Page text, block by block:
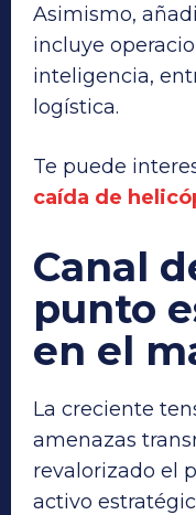
Asimismo,
incluye
inteligencia,
logística.
Te puede
caída de
Canal
punto
en el
La creciente
amenazas
revalorizado el
activo